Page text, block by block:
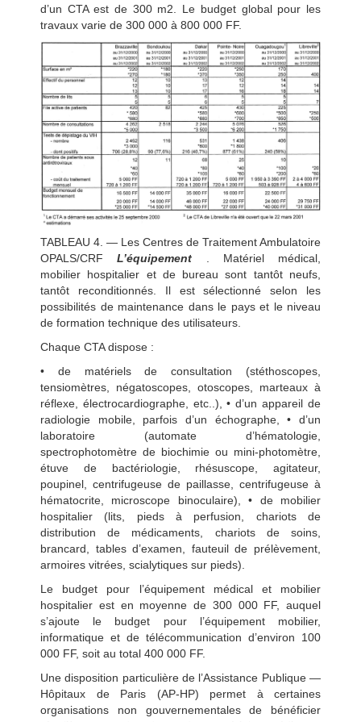
d’un CTA est de 300 m2. Le budget global pour les
travaux varie de 300 000 à 800 000 FF.
TABLEAU 4. — Les Centres de Traitement Ambulatoire
OPALS/CRF L’équipement . Matériel médical,
mobilier hospitalier et de bureau sont tantôt neufs,
tantôt reconditionnés. Il est sélectionné selon les
possibilités de maintenance dans le pays et le niveau
de formation technique des utilisateurs.
Chaque CTA dispose :
• de matériels de consultation (stéthoscopes,
tensiomètres, négatoscopes, otoscopes, marteaux à
réflexe, électrocardiographe, etc..), • d’un appareil de
radiologie mobile, parfois d’un échographe, • d’un
laboratoire (automate d’hématologie,
spectrophotomètre de biochimie ou mini-photomètre,
étuve de bactériologie, rhésuscope, agitateur,
poupinel, centrifugeuse de paillasse, centrifugeuse à
hématocrite, microscope binoculaire), • de mobilier
hospitalier (lits, pieds à perfusion, chariots de
distribution de médicaments, chariots de soins,
brancard, tables d’examen, fauteuil de prélèvement,
armoires vitrées, scialytiques sur pieds).
Le budget pour l’équipement médical et mobilier
hospitalier est en moyenne de 300 000 FF, auquel
s’ajoute le budget pour l’équipement mobilier,
informatique et de télécommunication d’environ 100
000 FF, soit au total 400 000 FF.
Une disposition particulière de l’Assistance Publique —
Hôpitaux de Paris (AP-HP) permet à certaines
organisations non gouvernementales de bénéficier